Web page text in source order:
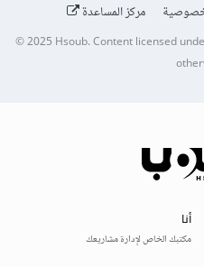
مركز المساعدة
© 2025 Hsoub.Content licensed